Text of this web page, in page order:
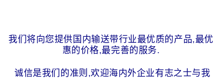
我们将向您提供国内输送带行业最优质的产品,最优
惠的价格,最完善的服务.
诚信是我们的准则,欢迎海内外企业有志之士与我